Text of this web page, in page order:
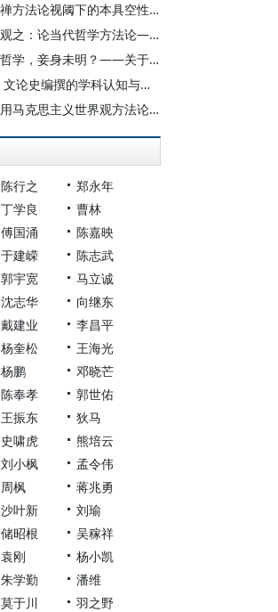
赖良辉：百梵禅方法论视阈下的本具空性人生哲学
黄玉顺：何以观之：论当代哲学方法论——从杨国荣新著《以人观之》谈起
刘笑敢：中国哲学，妾身未明？——关于“反向格义”之讨论的回应
汪涌豪 王涛：文论史编撰的学科认知与方法论省思
莫纪宏：坚持用马克思主义世界观方法论构建中国法学自主知识体系
陈行之
郑永年
丁学良
曹林
傅国涌
陈嘉映
于建嵘
陈志武
郭宇宽
马立诚
沈志华
向继东
戴建业
李昌平
杨奎松
王海光
杨鹏
邓晓芒
陈奉孝
郭世佑
王振东
狄马
史啸虎
熊培云
刘小枫
孟令伟
周枫
蒋兆勇
沙叶新
刘瑜
储昭根
吴稼祥
袁刚
杨小凯
朱学勤
潘维
莫于川
羽之野